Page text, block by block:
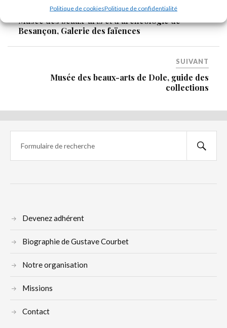
Politique de cookiesPolitique de confidentialité
PRÉCÉDENT
Musée des beaux-arts et d’archéologie de
Besançon, Galerie des faïences
SUIVANT
Musée des beaux-arts de Dole, guide des
collections
Devenez adhérent
Biographie de Gustave Courbet
Notre organisation
Missions
Contact